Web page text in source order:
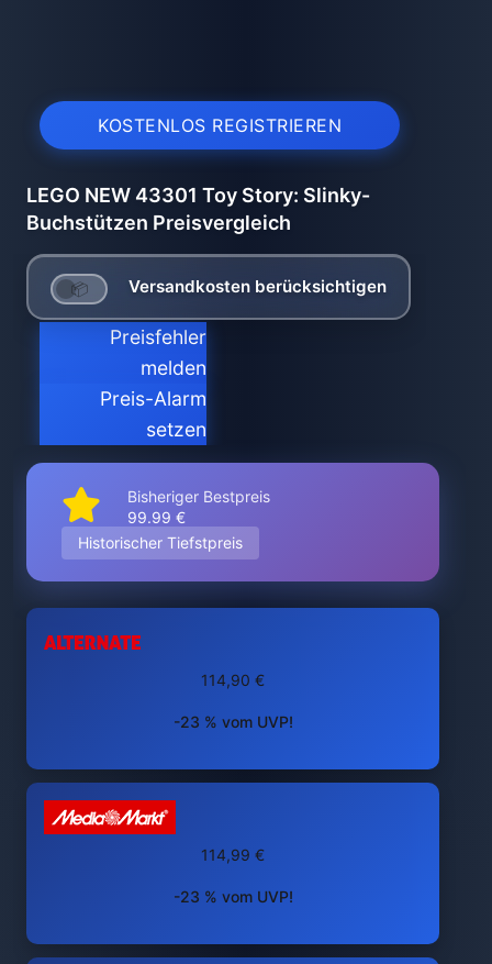
KOSTENLOS REGISTRIEREN
LEGO NEW 43301 Toy Story: Slinky-
Buchstützen Preisvergleich
Versandkosten berücksichtigen
Preisfehler
melden
Preis-Alarm
setzen
Bisheriger Bestpreis
99.99 €
Historischer Tiefstpreis
114,90 €
-23 % vom UVP!
114,99 €
-23 % vom UVP!